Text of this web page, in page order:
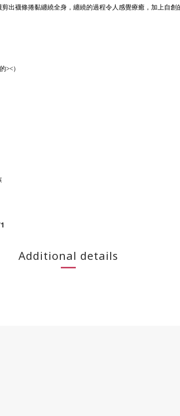
出襪條捲黏纏繞全身，纏繞的過程令人感覺療癒，加上自創
><）
Additional details